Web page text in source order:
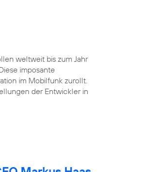
weltweit bis zum Jahr
imposante
im Mobilfunk zurollt.
der Entwickler in